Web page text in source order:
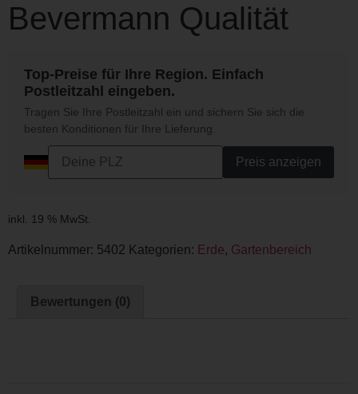
Bevermann Qualität
Top-Preise für Ihre Region. Einfach
Postleitzahl eingeben.
Tragen Sie Ihre Postleitzahl ein und sichern Sie sich die
besten Konditionen für Ihre Lieferung.
Preis anzeigen
inkl. 19 % MwSt.
Artikelnummer: 5402 Kategorien: Erde, Gartenbereich
Bewertungen (0)